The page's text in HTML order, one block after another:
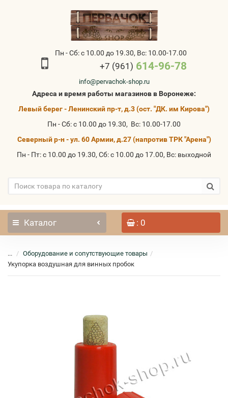
Пн - Сб: с 10.00 до 19.30, Вс: 10.00-17.00
+7 (961) 614-96-78
info@pervachok-shop.ru
Адреса и время работы магазинов в Воронеже:
Левый берег - Ленинский пр-т, д.3 (ост. "ДК. им Кирова")
Пн - Сб: с 10.00 до 19.30, Вс: 10.00-17.00
Северный р-н - ул. 60 Армии, д.27 (напротив ТРК "Арена")
Пн - Пт: с 10.00 до 19.30, Сб: с 10.00 до 17.00, Вс: выходной
Каталог : 0
...
Оборудование и сопутствующие товары
Укупорка воздушная для винных пробок